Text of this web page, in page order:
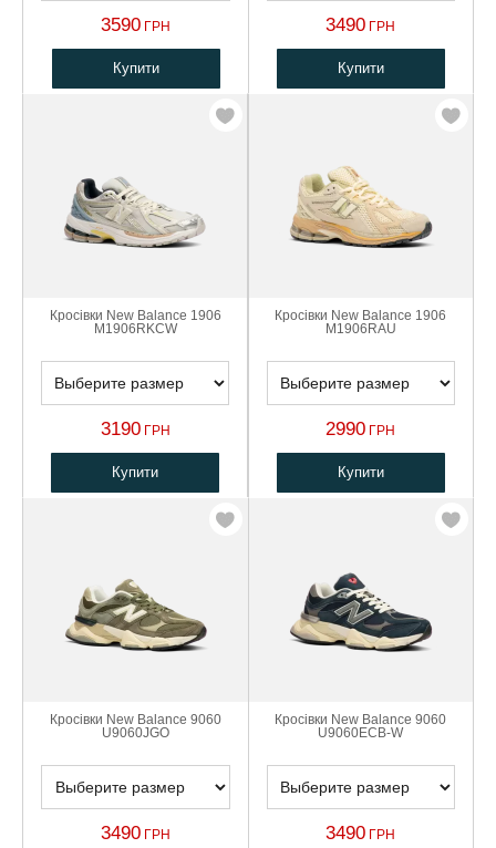
3590 ГРН
Купити
3490 ГРН
Купити
Кросівки New Balance 1906
M1906RKCW
3190ГРН
Купити
Кросівки New Balance 1906
M1906RAU
2990 ГРН
Купити
Кросівки New Balance 9060
U9060JGO
3490 ГРН
Кросівки New Balance 9060
U9060ECB-W
3490 ГРН